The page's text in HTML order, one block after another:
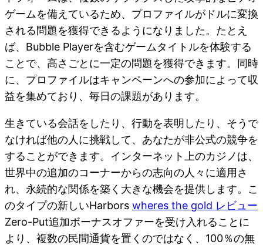
ゲームを備えているため、プロファイルがドルに変換
される問題を獲得できるようになりました。たとえ
ば、Bubble Playerを含むゲームタイトルを体験する
ことで、高さごとに一定の問題を獲得できます。同時
に、プロファイルはキャンペーンへの参加によって収
益を集めており、毎日の課題があります。
生きている会話をしたり、行動を表明したり、そうで
なければ他の人に挑戦して、あなたが非公式の競争を
することができます。インターネット上のカジノは、
世界中の追加のコーナーからの志向の人々に適用さ
れ、永続的な関係を築く大きな機会を提供します。こ
のタイプの新しいHarbors wheres the gold レビュー
Zero-Put追加ボーナスオファーを受け入れることに
より、複数の民間通貨を置くのではなく、100％の無